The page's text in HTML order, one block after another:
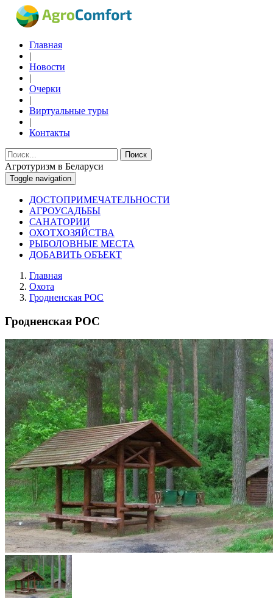
Главная
|
Новости
|
Очерки
|
Виртуальные туры
|
Контакты
Поиск
Агротуризм в Беларуси
Toggle navigation
ДОСТОПРИМЕЧАТЕЛЬНОСТИ
АГРОУСАДЬБЫ
САНАТОРИИ
ОХОТХОЗЯЙСТВА
РЫБОЛОВНЫЕ МЕСТА
ДОБАВИТЬ ОБЪЕКТ
Главная
Охота
Гродненская РОС
Гродненская РОС